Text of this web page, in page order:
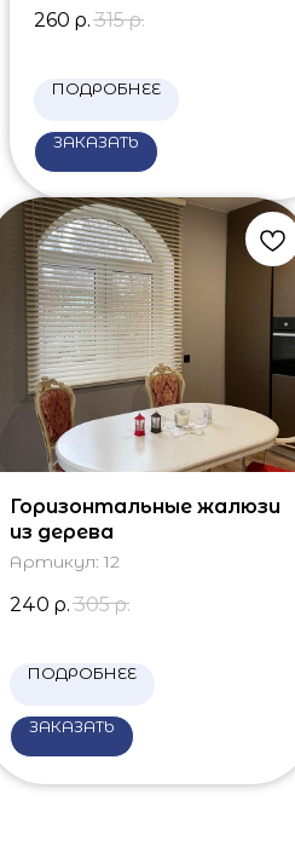
260 р. 315 р.
ПОДРОБНЕЕ
ЗАКАЗАТЬ
Горизонтальные жалюзи
из дерева
Артикул: 12
240 р. 305 р.
ПОДРОБНЕЕ
ЗАКАЗАТЬ